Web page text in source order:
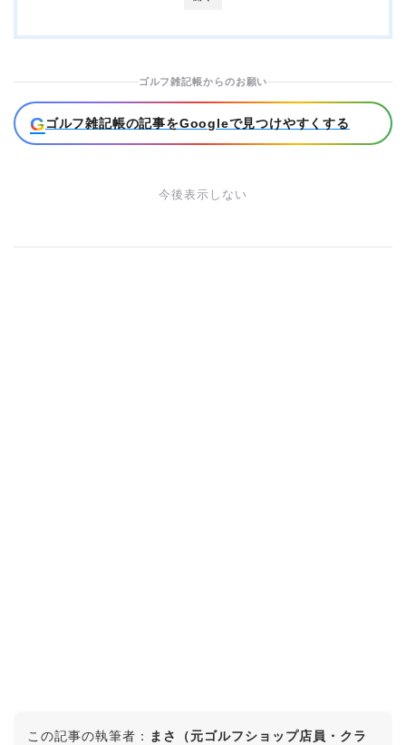
ゴルフ雑記帳からのお願い
Gゴルフ雑記帳の記事をGoogleで見つけやすくする
今後表示しない
この記事の執筆者： まさ（元ゴルフショップ店員・クラ